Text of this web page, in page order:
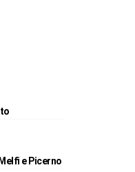
e Picerno